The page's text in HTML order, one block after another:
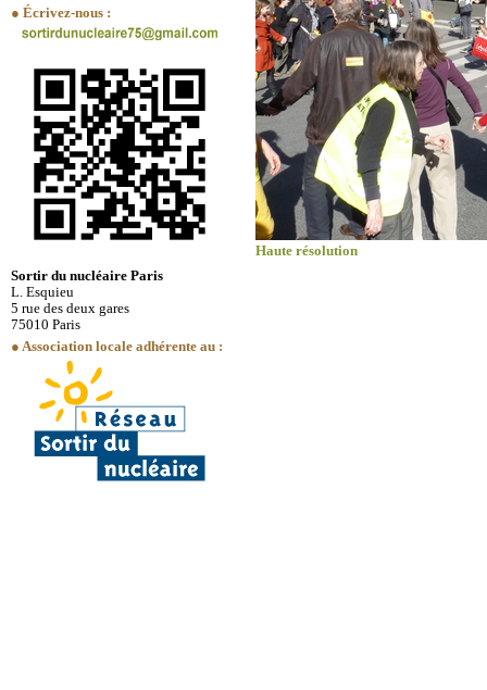
● Écrivez-nous :
Sortir du nucléaire Paris
L. Esquieu
5 rue des deux gares
75010 Paris
● Association locale adhérente au :
Haute résolution